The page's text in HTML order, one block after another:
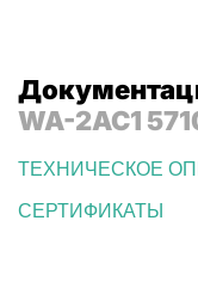
WA-2AC1
ТЕХНИЧЕСКОЕ
СЕРТИФИКАТЫ